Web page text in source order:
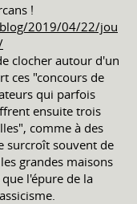
!
2019/04/22/jou
clocher autour d'un
ces "concours de
qui parfois
ensuite trois
comme à des
surcroît souvent de
grandes maisons
l'épure de la